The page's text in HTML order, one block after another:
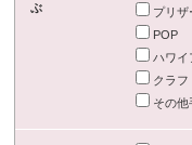
ぶ
プリザ
POP
ハワイ
クラフ
その他